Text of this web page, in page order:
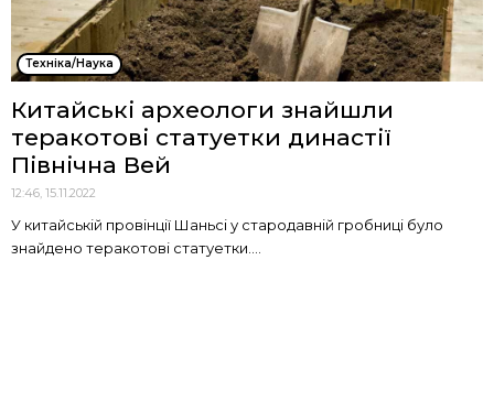
Техніка/Наука
Китайські археологи знайшли
теракотові статуетки династії
Північна Вей
12:46, 15.11.2022
У китайській провінції Шаньсі у стародавній гробниці було
знайдено теракотові статуетки....